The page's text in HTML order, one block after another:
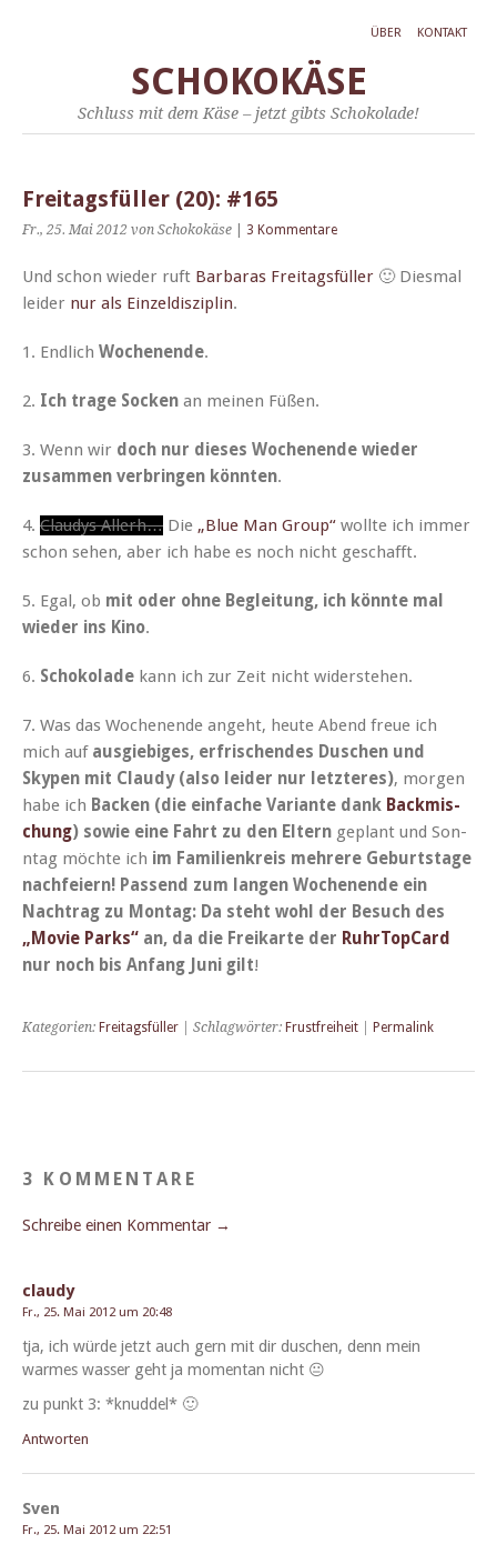
ÜBER KONTAKT
SCHOKOKÄSE
Schluss mit dem Käse – jetzt gibts Schokolade!
Freitagsfüller (20): #165
Fr., 25. Mai 2012 von Schokokäse 3 Kommentare
Und schon wieder ruft Bar­baras Fre­itags­füller 🙂 Dies­mal
lei­der nur als Einzeld­iszi­plin.
1. Endlich Woch­enende.
2. Ich trage Sock­en an meinen Füßen.
3. Wenn wir doch nur dieses Woch­enende wieder
zusam­men ver­brin­gen kön­nten.
4. Claudys Allerh… Die „Blue Man Group“ wollte ich immer
schon sehen, aber ich habe es noch nicht geschafft.
5. Egal, ob mit oder ohne Begleitung, ich kön­nte mal
wieder ins Kino.
6. Schoko­lade kann ich zur Zeit nicht widerstehen.
7. Was das Woch­enende ange­ht, heute Abend freue ich
mich auf aus­giebiges, erfrischen­des Duschen und
Skypen mit Claudy (also lei­der nur let­zteres), mor­gen
habe ich Back­en (die ein­fache Vari­ante dank Back­mis­
chung) sowie eine Fahrt zu den Eltern geplant und Son­
ntag möchte ich im Fam­i­lienkreis mehrere Geburt­stage
nach­feiern! Passend zum lan­gen Woch­enende ein
Nach­trag zu Mon­tag: Da ste­ht wohl der Besuch des
„Movie Parks“ an, da die Freikarte der RuhrTop­Card
nur noch bis Anfang Juni gilt!
Kategorien: Freitagsfüller | Schlagwörter: Frustfreiheit Permalink
3 KOMMENTARE
Schreibe einen Kommentar →
claudy
Fr., 25. Mai 2012 um 20:48
tja, ich würde jet­zt auch gern mit dir duschen, denn mein
warmes wass­er geht ja momen­tan nicht 😐
zu punkt 3: *knud­del* 🙂
Antworten
Sven
Fr., 25. Mai 2012 um 22:51